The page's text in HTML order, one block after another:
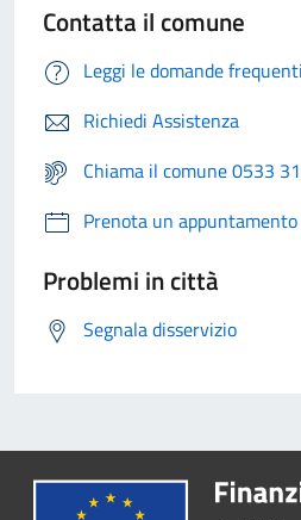
Contatta il comune
Leggi le domande frequenti
Richiedi Assistenza
Chiama il comune 0533
Prenota un appuntamento
Problemi in città
Segnala disservizio